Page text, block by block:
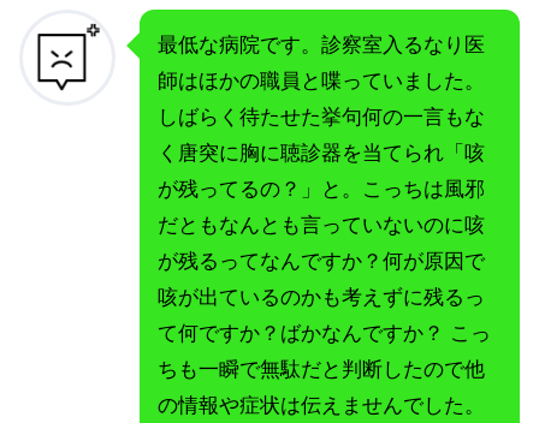
最低な病院です。診察室入るなり医
師はほかの職員と喋っていました。
しばらく待たせた挙句何の一言もな
く唐突に胸に聴診器を当てられ「咳
が残ってるの？」と。こっちは風邪
だともなんとも言っていないのに咳
が残るってなんですか？何が原因で
咳が出ているのかも考えずに残るっ
て何ですか？ばかなんですか？ こっ
ちも一瞬で無駄だと判断したので他
の情報や症状は伝えませんでした。